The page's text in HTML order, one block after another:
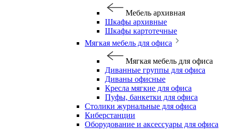
Мебель архивная
Шкафы архивные
Шкафы картотечные
Мягкая мебель для офиса
Мягкая мебель для офиса
Диванные группы для офиса
Диваны офисные
Кресла мягкие для офиса
Пуфы, банкетки для офиса
Столики журнальные для офиса
Киберстанции
Оборудование и аксессуары для офиса